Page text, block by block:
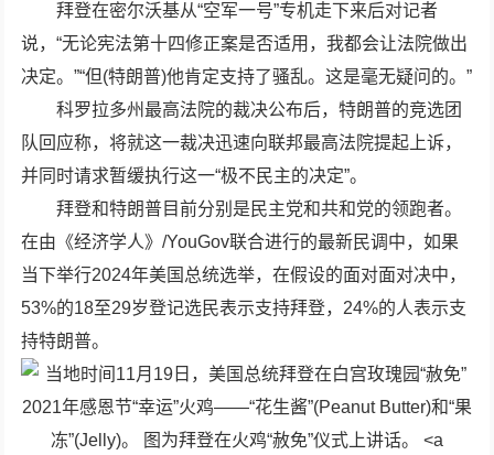
拜登在密尔沃基从“空军一号”专机走下来后对记者
说，“无论宪法第十四修正案是否适用，我都会让法院做出
决定。”“但(特朗普)他肯定支持了骚乱。这是毫无疑问的。”
科罗拉多州最高法院的裁决公布后，特朗普的竞选团
队回应称，将就这一裁决迅速向联邦最高法院提起上诉，
并同时请求暂缓执行这一“极不民主的决定”。
拜登和特朗普目前分别是民主党和共和党的领跑者。
在由《经济学人》/YouGov联合进行的最新民调中，如果
当下举行2024年美国总统选举，在假设的面对面对决中，
53%的18至29岁登记选民表示支持拜登，24%的人表示支
持特朗普。